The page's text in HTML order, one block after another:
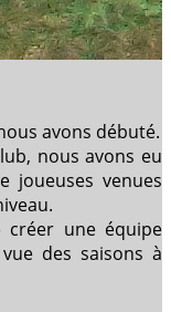
avons débuté.
nous avons eu
joueuses venues
créer une équipe
des saisons à